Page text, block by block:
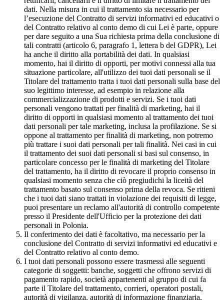
dati. Nella misura in cui il trattamento sia necessario per
l’esecuzione del Contratto di servizi informativi ed educativi o
del Contratto relativo al conto demo di cui Lei è parte, oppure
per dare seguito a una Sua richiesta prima della conclusione di
tali contratti (articolo 6, paragrafo 1, lettera b del GDPR), Lei
ha anche il diritto alla portabilità dei dati. In qualsiasi
momento, hai il diritto di opporti, per motivi connessi alla tua
situazione particolare, all'utilizzo dei tuoi dati personali se il
Titolare del trattamento tratta i tuoi dati personali sulla base del
suo legittimo interesse, ad esempio in relazione alla
commercializzazione di prodotti e servizi. Se i tuoi dati
personali vengono trattati per finalità di marketing, hai il
diritto di opporti in qualsiasi momento al trattamento dei tuoi
dati personali per tale marketing, inclusa la profilazione. Se si
oppone al trattamento per finalità di marketing, non potremo
più trattare i suoi dati personali per tali finalità. Nei casi in cui
il trattamento dei suoi dati personali si basi sul consenso, in
particolare concesso per le finalità di marketing del Titolare
del trattamento, ha il diritto di revocare il proprio consenso in
qualsiasi momento senza che ciò pregiudichi la liceità del
trattamento basato sul consenso prima della revoca. Se ritieni
che i tuoi dati siano trattati in violazione dei requisiti di legge,
puoi presentare un reclamo all'autorità di controllo competente
presso il Presidente dell'Ufficio per la protezione dei dati
personali in Polonia.
Il conferimento dei dati è facoltativo, ma necessario per la
conclusione del Contratto di servizi informativi ed educativi e
del Contratto relativo al conto demo.
I tuoi dati personali possono essere trasmessi alle seguenti
categorie di soggetti: banche, soggetti che offrono servizi di
pagamento rapido, società appartenenti al gruppo di cui fa
parte il Titolare del trattamento, corrieri, operatori postali,
autorità di vigilanza, autorità di informazione finanziaria,